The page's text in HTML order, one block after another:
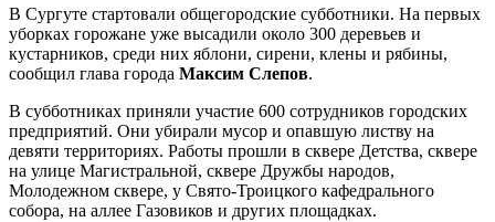
В Сургуте стартовали общегородские субботники. На первых
уборках горожане уже высадили около 300 деревьев и
кустарников, среди них яблони, сирени, клены и рябины,
сообщил глава города Максим Слепов.
В субботниках приняли участие 600 сотрудников городских
предприятий. Они убирали мусор и опавшую листву на
девяти территориях. Работы прошли в сквере Детства, сквере
на улице Магистральной, сквере Дружбы народов,
Молодежном сквере, у Свято-Троицкого кафедрального
собора, на аллее Газовиков и других площадках.